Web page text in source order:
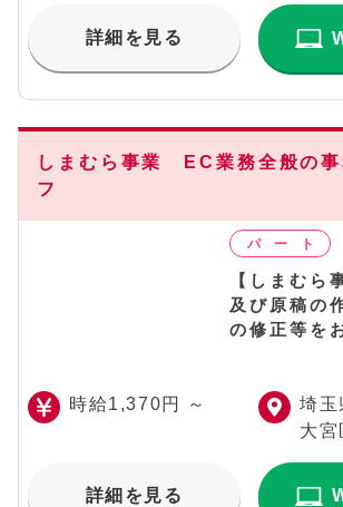
詳細を見る
しまむら事業 EC業務全般の事
フ
【しまむら
及び原稿の
の修正等を
時給1,370円 ～
埼玉
大宮
詳細を見る